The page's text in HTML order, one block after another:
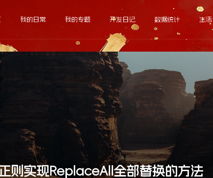
我的日常 我的专题 开发日记 数据统计 生
则实现ReplaceAll全部替换的方法